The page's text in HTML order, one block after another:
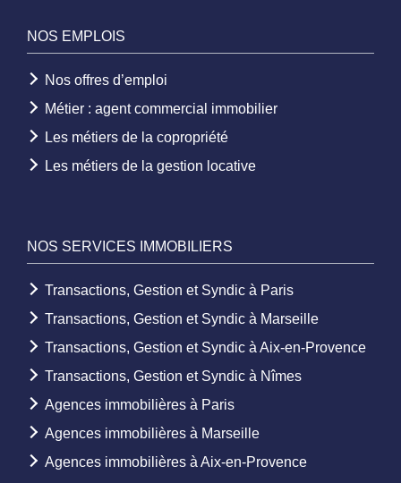
NOS EMPLOIS
Nos offres d’emploi
Métier : agent commercial immobilier
Les métiers de la copropriété
Les métiers de la gestion locative
NOS SERVICES IMMOBILIERS
Transactions, Gestion et Syndic à Paris
Transactions, Gestion et Syndic à Marseille
Transactions, Gestion et Syndic à Aix-en-Provence
Transactions, Gestion et Syndic à Nîmes
Agences immobilières à Paris
Agences immobilières à Marseille
Agences immobilières à Aix-en-Provence